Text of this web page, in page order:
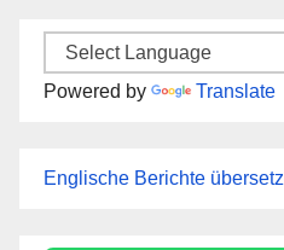
Powered by Translate
Englische Berichte